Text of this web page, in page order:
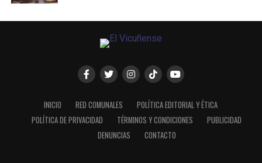
INICIO RED COMUNALES
POLÍTICA EDITORIAL Y ÉTICA
POLÍTICA DE PRIVACIDAD
TÉRMINOS Y CONDICIONES
PUBLICIDAD
DENUNCIAS
CONTACTO